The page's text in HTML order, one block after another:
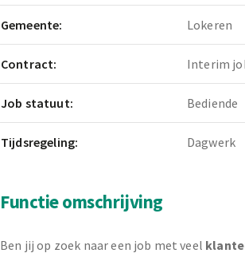
Gemeente: Lokeren
Contract: Interim
Job statuut: Bediende
Tijdsregeling: Dagwerk
Functie omschrijving
Ben jij op zoek naar een job met veel